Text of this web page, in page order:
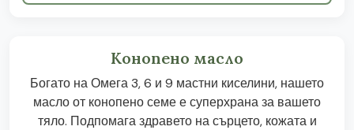
Конопено масло
Богато на Омега 3, 6 и 9 мастни киселини, нашето
масло от конопено семе е суперхрана за вашето
тяло. Подпомага здравето на сърцето, кожата и